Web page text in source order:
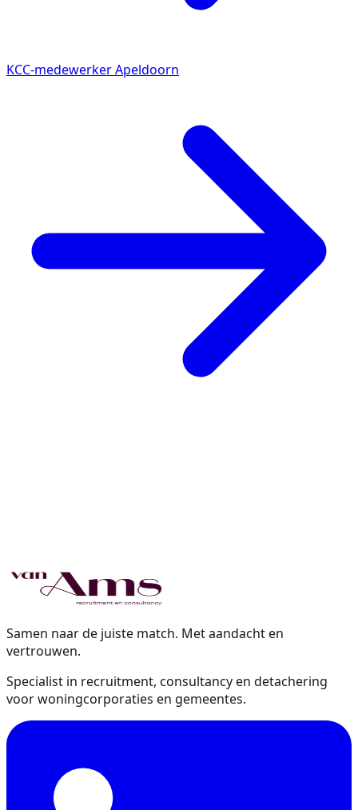
KCC-medewerker Apeldoorn
Samen naar de juiste match. Met aandacht en
vertrouwen.
Specialist in recruitment, consultancy en detachering
voor woningcorporaties en gemeentes.